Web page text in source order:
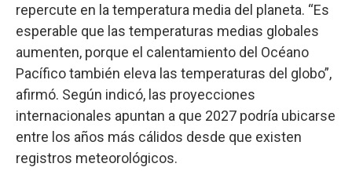
repercute en la temperatura media del planeta. “Es
esperable que las temperaturas medias globales
aumenten, porque el calentamiento del Océano
Pacífico también eleva las temperaturas del globo”,
afirmó. Según indicó, las proyecciones
internacionales apuntan a que 2027 podría ubicarse
entre los años más cálidos desde que existen
registros meteorológicos.